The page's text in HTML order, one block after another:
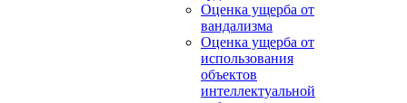
Оценка ущерба от
вандализма
Оценка ущерба от
использования
объектов
интеллектуальной